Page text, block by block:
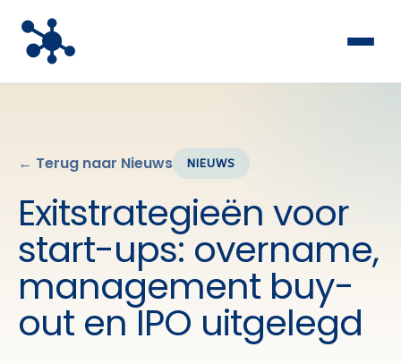
← Terug naar Nieuws NIEUWS
Exitstrategieën voor
start-ups: overname,
management buy-
out en IPO uitgelegd